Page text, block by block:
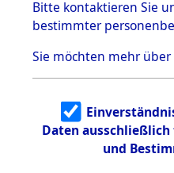
Erhebungen
zu
Todesmärsch
en
5.3.2
Identifizierun
g
5.3.3
Todesmärsch
Bitte kontaktieren Sie
bestimmter
Sie möchten mehr
Daten
und